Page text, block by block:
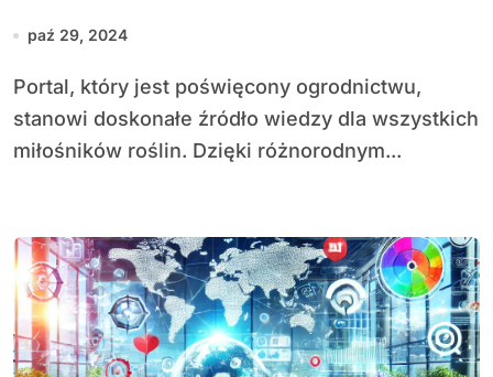
roślin
paź 29, 2024
Portal, który jest poświęcony ogrodnictwu,
stanowi doskonałe źródło wiedzy dla wszystkich
miłośników roślin. Dzięki różnorodnym...